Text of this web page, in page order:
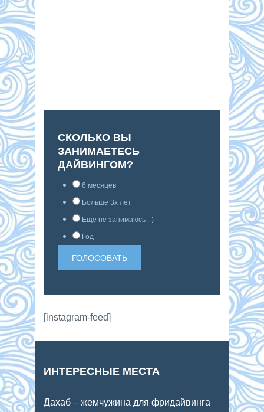
СКОЛЬКО ВЫ
ЗАНИМАЕТЕСЬ
ДАЙВИНГОМ?
6 месяцев
Больше 3х лет
Еще не занимаюсь :-)
Год
[instagram-feed]
ИНТЕРЕСНЫЕ МЕСТА
Дахаб – жемчужина для фридайвинга